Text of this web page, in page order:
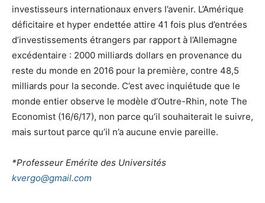
investisseurs internationaux envers l’avenir. L’Amérique
déficitaire et hyper endettée attire 41 fois plus d’entrées
d’investissements étrangers par rapport à l’Allemagne
excédentaire : 2000 milliards dollars en provenance du
reste du monde en 2016 pour la première, contre 48,5
milliards pour la seconde. C’est avec inquiétude que le
monde entier observe le modèle d’Outre-Rhin, note The
Economist (16/6/17), non parce qu’il souhaiterait le suivre,
mais surtout parce qu’il n’a aucune envie pareille.
*Professeur Emérite des Universités
kvergo@gmail.com